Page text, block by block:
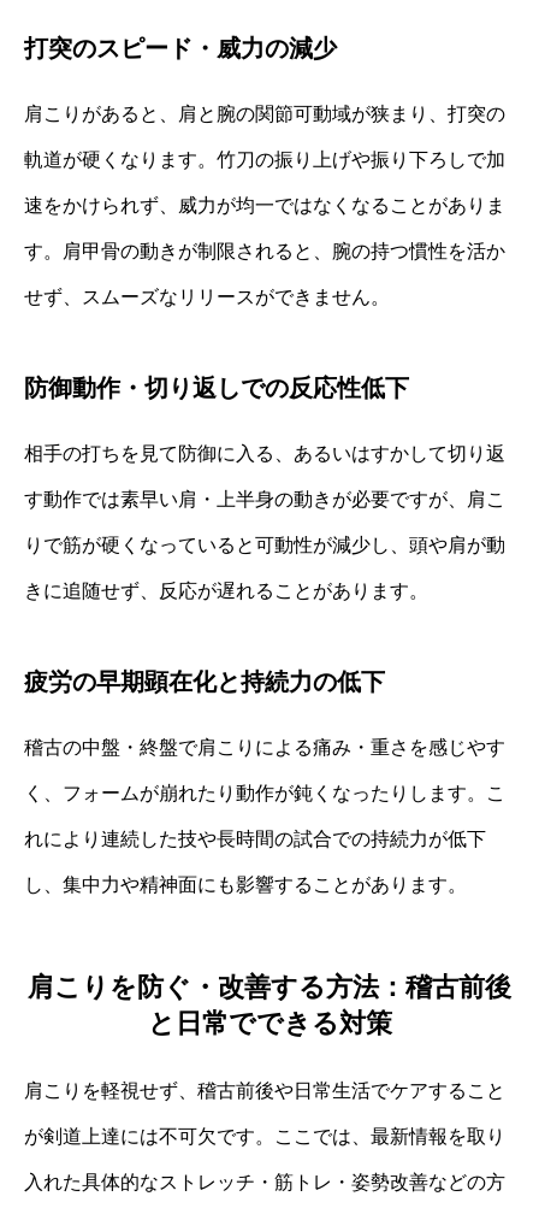
打突のスピード・威力の減少
肩こりがあると、肩と腕の関節可動域が狭まり、打突の
軌道が硬くなります。竹刀の振り上げや振り下ろしで加
速をかけられず、威力が均一ではなくなることがありま
す。肩甲骨の動きが制限されると、腕の持つ慣性を活か
せず、スムーズなリリースができません。
防御動作・切り返しでの反応性低下
相手の打ちを見て防御に入る、あるいはすかして切り返
す動作では素早い肩・上半身の動きが必要ですが、肩こ
りで筋が硬くなっていると可動性が減少し、頭や肩が動
きに追随せず、反応が遅れることがあります。
疲労の早期顕在化と持続力の低下
稽古の中盤・終盤で肩こりによる痛み・重さを感じやす
く、フォームが崩れたり動作が鈍くなったりします。こ
れにより連続した技や長時間の試合での持続力が低下
し、集中力や精神面にも影響することがあります。
肩こりを防ぐ・改善する方法：稽古前後
と日常でできる対策
肩こりを軽視せず、稽古前後や日常生活でケアすること
が剣道上達には不可欠です。ここでは、最新情報を取り
入れた具体的なストレッチ・筋トレ・姿勢改善などの方